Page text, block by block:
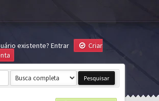
existente? Entrar
Criar